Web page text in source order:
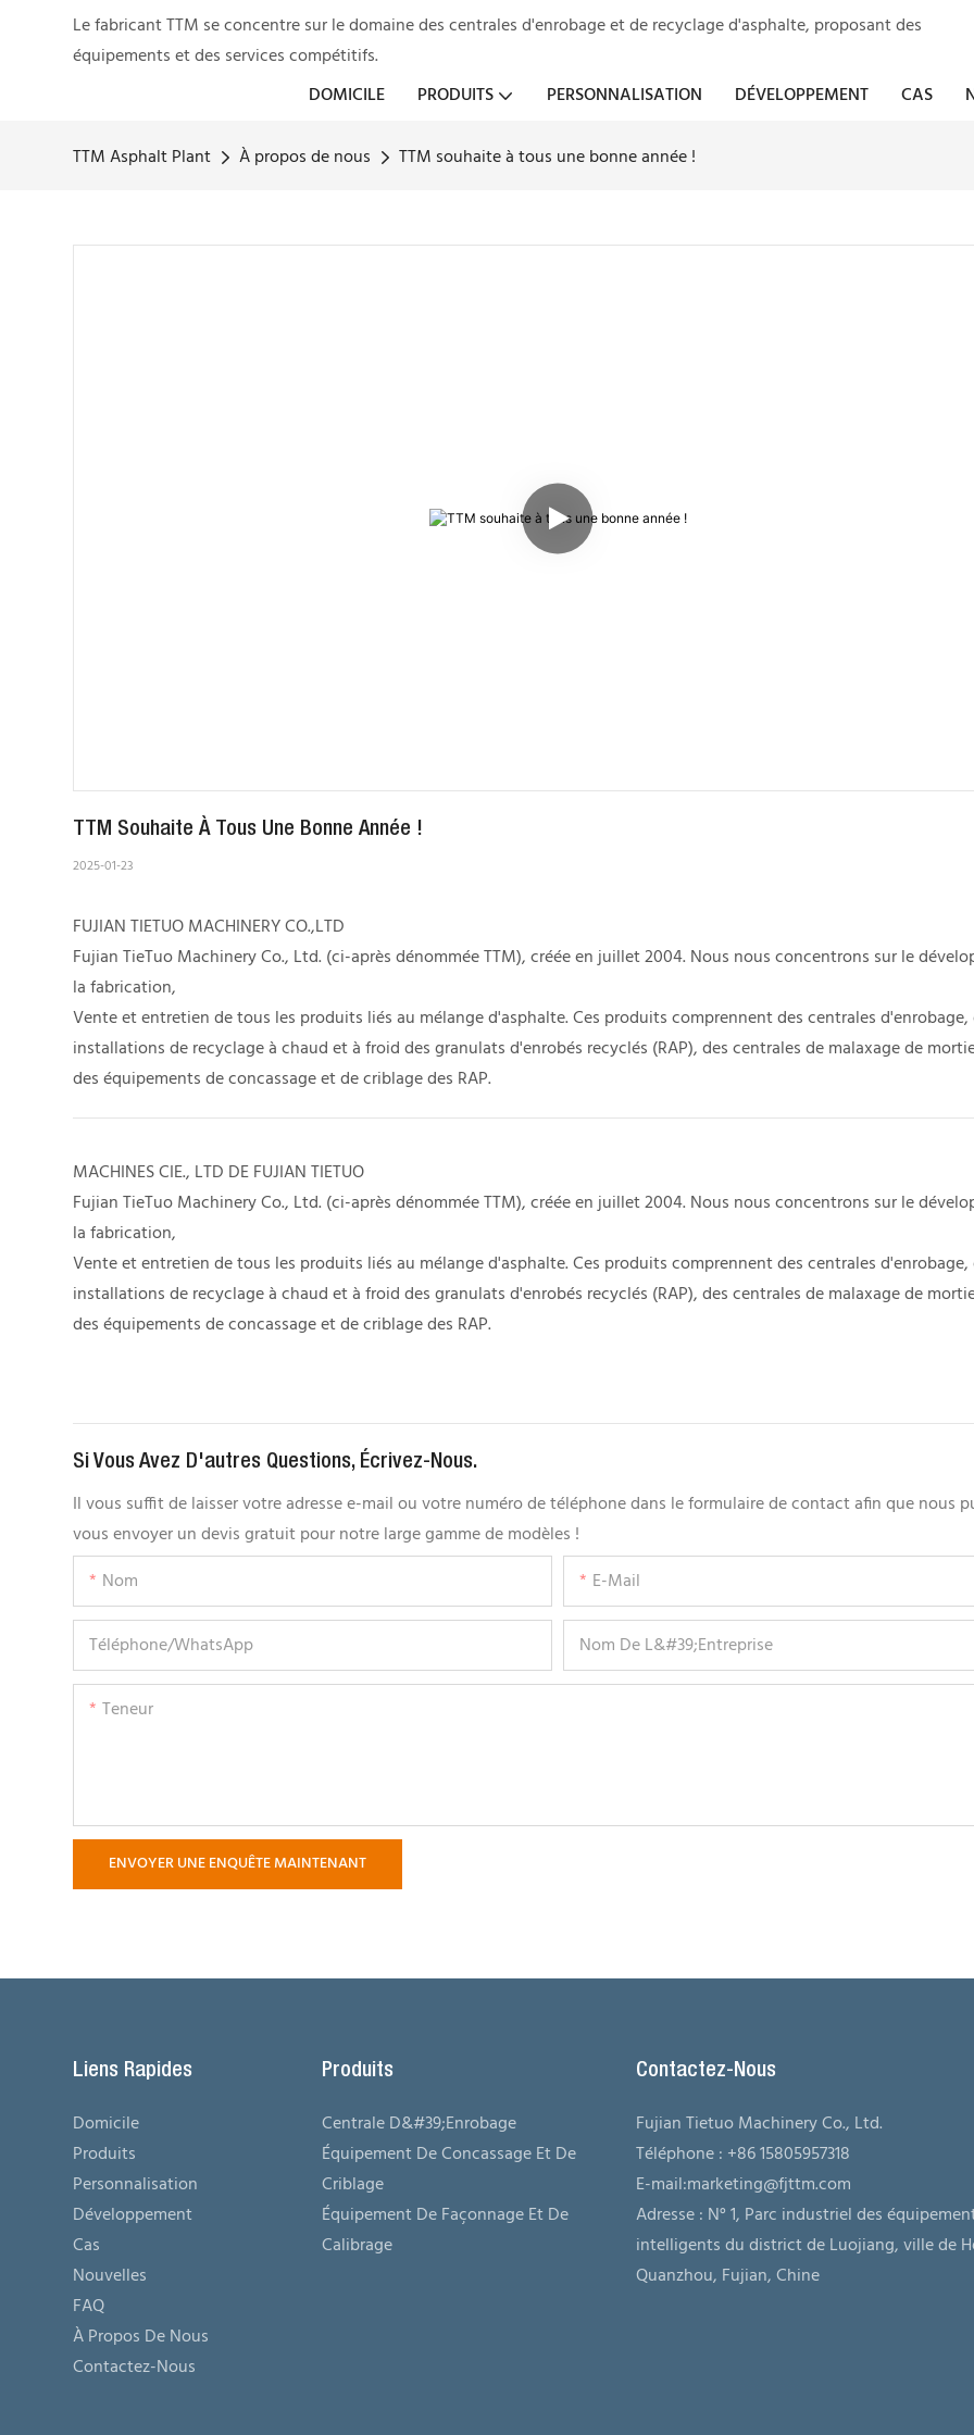
Le fabricant TTM se concentre sur le domaine des centrales d'enrobage et de recyclage d'asphalte, proposant des
équipements et des services compétitifs.
DOMICILE
PRODUITS PERSONNALISATION DÉVELOPPEMENT CAS
TTM Asphalt Plant À propos de nous TTM souhaite à tous une bonne année !
TTM Souhaite À Tous Une Bonne Année !
2025-01-23
FUJIAN TIETUO MACHINERY CO.,LTD
Fujian TieTuo Machinery Co., Ltd. (ci-après dénommée TTM), créée en juillet 2004. Nous nous concentrons sur le
la fabrication,
Vente et entretien de tous les produits liés au mélange d'asphalte. Ces produits comprennent des centrales d'enrobage,
installations de recyclage à chaud et à froid des granulats d'enrobés recyclés (RAP), des centrales de malaxage de
des équipements de concassage et de criblage des RAP.
MACHINES CIE., LTD DE FUJIAN TIETUO
Fujian TieTuo Machinery Co., Ltd. (ci-après dénommée TTM), créée en juillet 2004. Nous nous concentrons sur le
la fabrication,
Vente et entretien de tous les produits liés au mélange d'asphalte. Ces produits comprennent des centrales d'enrobage,
installations de recyclage à chaud et à froid des granulats d'enrobés recyclés (RAP), des centrales de malaxage de
des équipements de concassage et de criblage des RAP.
Si Vous Avez D'autres Questions, Écrivez-Nous.
Il vous suffit de laisser votre adresse e-mail ou votre numéro de téléphone dans le formulaire de contact afin que nous
vous envoyer un devis gratuit pour notre large gamme de modèles !
Nom
E-Mail
Téléphone/WhatsApp Nom De L&#39;entreprise
Teneur
ENVOYER UNE ENQUÊTE MAINTENANT
Liens Rapides
Domicile
Produits
Personnalisation
Développement
Cas
Nouvelles
FAQ
À Propos De Nous
Contactez-Nous
Produits
Centrale D&#39;enrobage
Équipement De Concassage Et De
Criblage
Équipement De Façonnage Et De
Calibrage
Contactez-Nous
Fujian Tietuo Machinery Co., Ltd.
Téléphone : +86 15805957318
E-mail:marketing@fjttm.com
Adresse : N° 1, Parc industriel des
intelligents du district de Luojiang, ville de
Quanzhou, Fujian, Chine